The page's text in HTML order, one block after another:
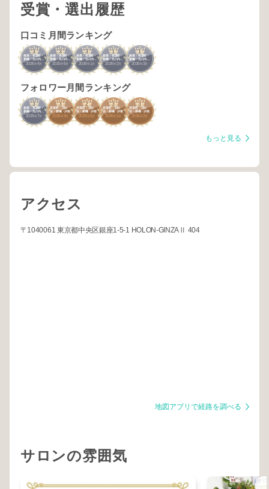
受賞・選出履歴
口コミ月間ランキング
3
銀座・有楽町・
新橋・丸の内・
日本橋
2026年 4月
3
銀座・有楽町・
新橋・丸の内・
日本橋
2025年 5月
3
銀座・有楽町・
新橋・丸の内・
日本橋
2026年 1
1
銀座・有楽町・
新橋・丸の内・
日本橋
2026年 2月
1
銀座・有楽町・
新橋・丸の内・
日本橋
2026年 3月
フォロワー月間ランキング
3
銀座・有楽町・
新橋・丸の内・
日本橋
2025年 7
3
有楽町・日比
谷・新橋・汐留
2026年 4
2
有楽町・日比
谷・新橋・汐留
2025年 5月
3
有楽町・日比
谷・新橋・汐留
2026年 1
3
有楽町・日比
谷・新橋・汐留
2026年 2月
もっと見る
アクセス
〒1040061 東京都中央区銀座1-5-1 HOLON-GINZAⅡ 404
地図アプリで経路を調べる
サロンの雰囲気